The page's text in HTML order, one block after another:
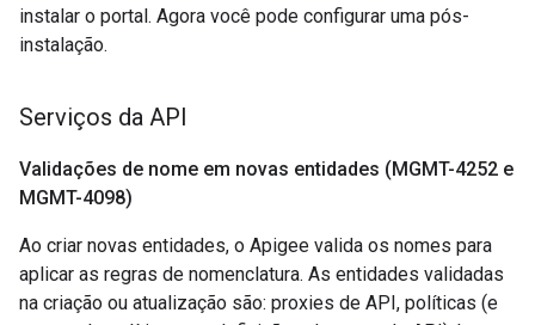
instalar o portal. Agora você pode configurar uma pós-
instalação.
Serviços da API
Validações de nome em novas entidades (MGMT-4252 e
MGMT-4098)
Ao criar novas entidades, o Apigee valida os nomes para
aplicar as regras de nomenclatura. As entidades validadas
na criação ou atualização são: proxies de API, políticas (e